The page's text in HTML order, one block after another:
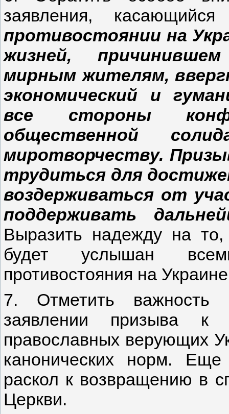
заявления,
противостоянии на
жизней,
мирным жителям,
экономический и
все стороны
общественной
миротворчеству.
трудиться для
воздерживаться от
поддерживать
Выразить надежду на
будет услышан
противостояния на
7. Отметить важность
заявлении призыва к
православных верующих
канонических норм.
раскол к возвращению в
Церкви.